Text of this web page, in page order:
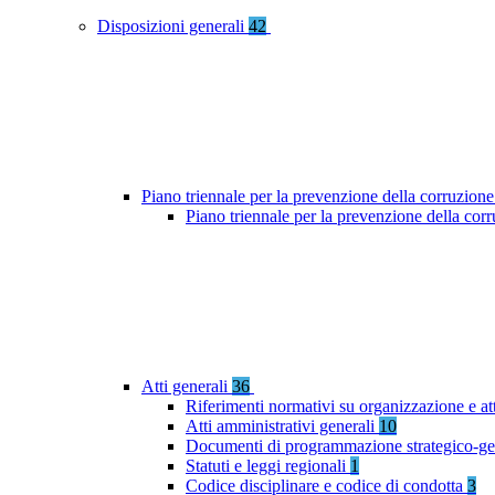
Disposizioni generali 42
Piano triennale per la prevenzione della
Piano triennale per la prevenzione della
Atti generali 36
Riferimenti normativi su organizzazione e
Atti amministrativi generali 10
Documenti di programmazione strategico-
Statuti e leggi regionali 1
Codice disciplinare e codice di condotta 3